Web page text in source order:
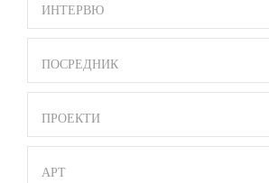
ИНТЕРВЮ
ПОСРЕДНИК
ПРОЕКТИ
АРТ